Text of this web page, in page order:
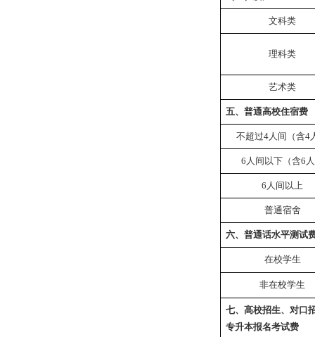
文科类
理科类
艺术类
五、普通高校住宿费
不超过4人间（含4
6 人间以下（含6
6 人间以上
普通宿舍
六、普通话水平测试
在校学生
非在校学生
七、高校招生、对口
专升本报名考试费